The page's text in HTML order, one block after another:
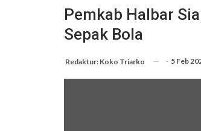
Pemkab Halbar
Sepak Bola
Redaktur: Koko Triarko - 5 Feb